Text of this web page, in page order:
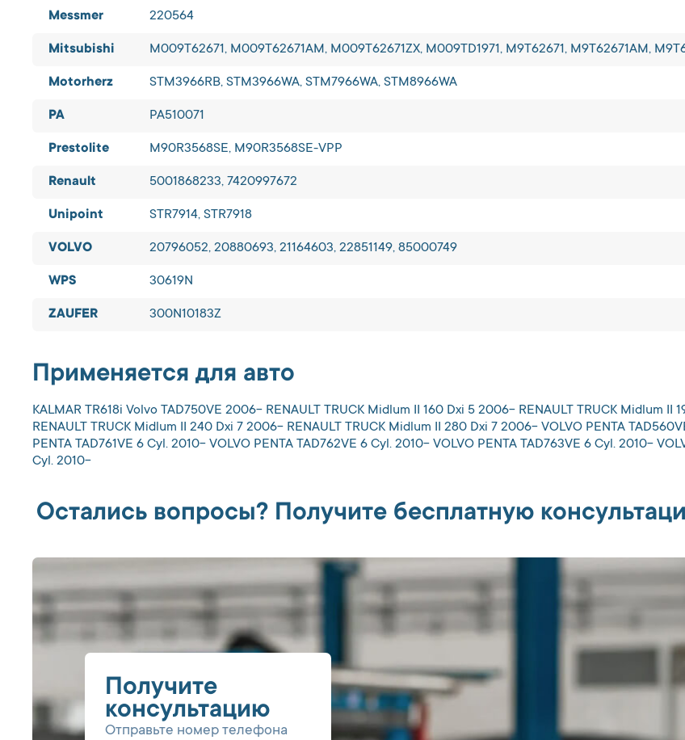
Messmer 220564
Mitsubishi M009T62671, M009T62671AM, M009T62671ZX, M009TD1971, M9T62671, M9T62671AM,
Motorherz STM3966RB, STM3966WA, STM7966WA, STM8966WA
PA PA510071
Prestolite M90R3568SE, M90R3568SE-VPP
Renault 5001868233, 7420997672
Unipoint STR7914, STR7918
VOLVO 20796052, 20880693, 21164603, 22851149, 85000749
WPS 30619N
ZAUFER 300N10183Z
Применяется для авто
KALMAR TR618i Volvo TAD750VE 2006- RENAULT TRUCK Midlum II 160 Dxi 5 2006- RENAULT TRUCK Midlum
RENAULT TRUCK Midlum II 240 Dxi 7 2006- RENAULT TRUCK Midlum II 280 Dxi 7 2006- VOLVO PENTA
PENTA TAD761VE 6 Cyl. 2010- VOLVO PENTA TAD762VE 6 Cyl. 2010- VOLVO PENTA TAD763VE 6 Cyl. 2010-
Cyl. 2010-
Остались вопросы? Получите бесплатную
Получите
консультацию
Отправьте номер телефона